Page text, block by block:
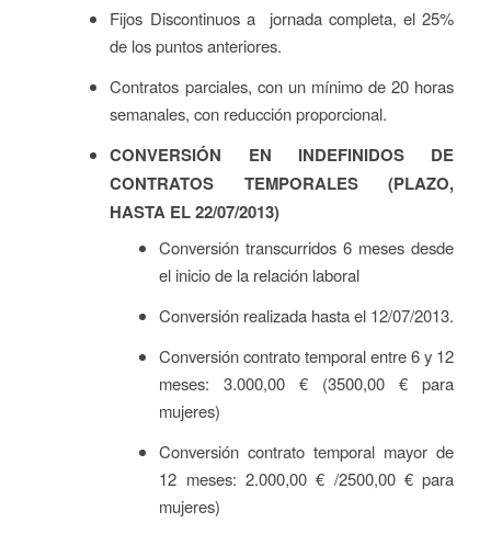
Fijos Discontinuos a jornada completa, el 25%
de los puntos anteriores.
Contratos parciales, con un mínimo de 20 horas
semanales, con reducción proporcional.
CONVERSIÓN EN INDEFINIDOS DE
CONTRATOS TEMPORALES (PLAZO,
HASTA EL 22/07/2013)
Conversión transcurridos 6 meses desde
el inicio de la relación laboral
Conversión realizada hasta el 12/07/2013.
Conversión contrato temporal entre 6 y 12
meses: 3.000,00 € (3500,00 € para
mujeres)
Conversión contrato temporal mayor de
12 meses: 2.000,00 € /2500,00 € para
mujeres)